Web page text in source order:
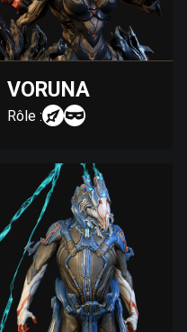
VORUNA
Rôle :